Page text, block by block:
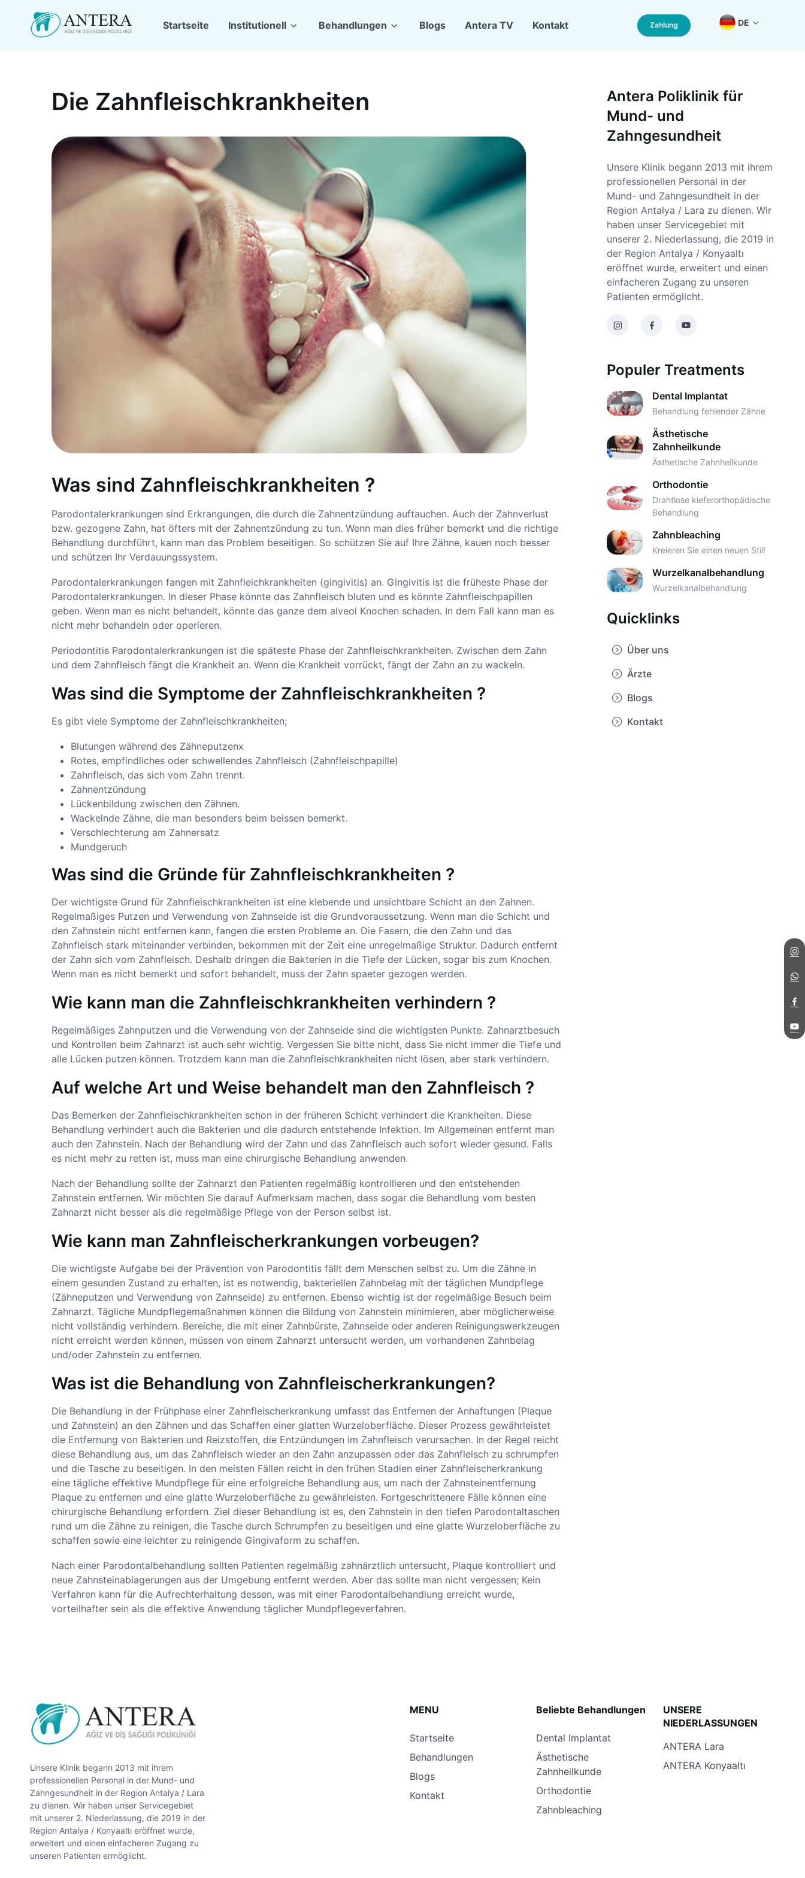
Zahlung DE
Startseite Institutionell Behandlungen Blogs Antera TV Kontakt
Die Zahnfleischkrankheiten
Was sind Zahnfleischkrankheiten ?
Parodontalerkrankungen sind Erkrangungen, die durch die Zahnentzündung auftauchen. Auch der Zahnverlust
bzw. gezogene Zahn, hat öfters mit der Zahnentzündung zu tun. Wenn man dies früher bemerkt und die richtige
Behandlung durchführt, kann man das Problem beseitigen. So schützen Sie auf Ihre Zähne, kauen noch besser
und schützen Ihr Verdauungssystem.
Parodontalerkrankungen fangen mit Zahnfleichkrankheiten (gingivitis) an. Gingivitis ist die früheste Phase der
Parodontalerkrankungen. In dieser Phase könnte das Zahnfleisch bluten und es könnte Zahnfleischpapillen
geben. Wenn man es nicht behandelt, könnte das ganze dem alveol Knochen schaden. In dem Fall kann man es
nicht mehr behandeln oder operieren.
Periodontitis Parodontalerkrankungen ist die späteste Phase der Zahnfleischkrankheiten. Zwischen dem Zahn
und dem Zahnfleisch fängt die Krankheit an. Wenn die Krankheit vorrückt, fängt der Zahn an zu wackeln.
Was sind die Symptome der Zahnfleischkrankheiten ?
Es gibt viele Symptome der Zahnfleischkrankheiten;
Blutungen während des Zähneputzenx
Rotes, empfindliches oder schwellendes Zahnfleisch (Zahnfleischpapille)
Zahnfleisch, das sich vom Zahn trennt.
Zahnentzündung
Lückenbildung zwischen den Zähnen.
Wackelnde Zähne, die man besonders beim beissen bemerkt.
Verschlechterung am Zahnersatz
Mundgeruch
Was sind die Gründe für Zahnfleischkrankheiten ?
Der wichtigste Grund für Zahnfleischkrankheiten ist eine klebende und unsichtbare Schicht an den Zahnen.
Regelmaßiges Putzen und Verwendung von Zahnseide ist die Grundvoraussetzung. Wenn man die Schicht und
den Zahnstein nicht entfernen kann, fangen die ersten Probleme an. Die Fasern, die den Zahn und das
Zahnfleisch stark miteinander verbinden, bekommen mit der Zeit eine unregelmaßige Struktur. Dadurch entfernt
der Zahn sich vom Zahnfleisch. Deshalb dringen die Bakterien in die Tiefe der Lücken, sogar bis zum Knochen.
Wenn man es nicht bemerkt und sofort behandelt, muss der Zahn spaeter gezogen werden.
Wie kann man die Zahnfleischkrankheiten verhindern ?
Regelmäßiges Zahnputzen und die Verwendung von der Zahnseide sind die wichtigsten Punkte. Zahnarztbesuch
und Kontrollen beim Zahnarzt ist auch sehr wichtig. Vergessen Sie bitte nicht, dass Sie nicht immer die Tiefe und
alle Lücken putzen können. Trotzdem kann man die Zahnfleischkrankheiten nicht lösen, aber stark verhindern.
Auf welche Art und Weise behandelt man den Zahnfleisch ?
Das Bemerken der Zahnfleischkrankheiten schon in der früheren Schicht verhindert die Krankheiten. Diese
Behandlung verhindert auch die Bakterien und die dadurch entstehende Infektion. Im Allgemeinen entfernt man
auch den Zahnstein. Nach der Behandlung wird der Zahn und das Zahnfleisch auch sofort wieder gesund. Falls
es nicht mehr zu retten ist, muss man eine chirurgische Behandlung anwenden.
Nach der Behandlung sollte der Zahnarzt den Patienten regelmäßig kontrollieren und den entstehenden
Zahnstein entfernen. Wir möchten Sie darauf Aufmerksam machen, dass sogar die Behandlung vom besten
Zahnarzt nicht besser als die regelmäßige Pflege von der Person selbst ist.
Wie kann man Zahnfleischerkrankungen vorbeugen?
Die wichtigste Aufgabe bei der Prävention von Parodontitis fällt dem Menschen selbst zu. Um die Zähne in
einem gesunden Zustand zu erhalten, ist es notwendig, bakteriellen Zahnbelag mit der täglichen Mundpflege
(Zähneputzen und Verwendung von Zahnseide) zu entfernen. Ebenso wichtig ist der regelmäßige Besuch beim
Zahnarzt. Tägliche Mundpflegemaßnahmen können die Bildung von Zahnstein minimieren, aber möglicherweise
nicht vollständig verhindern. Bereiche, die mit einer Zahnbürste, Zahnseide oder anderen Reinigungswerkzeugen
nicht erreicht werden können, müssen von einem Zahnarzt untersucht werden, um vorhandenen Zahnbelag
und/oder Zahnstein zu entfernen.
Was ist die Behandlung von Zahnfleischerkrankungen?
Die Behandlung in der Frühphase einer Zahnfleischerkrankung umfasst das Entfernen der Anhaftungen (Plaque
und Zahnstein) an den Zähnen und das Schaffen einer glatten Wurzeloberfläche. Dieser Prozess gewährleistet
die Entfernung von Bakterien und Reizstoffen, die Entzündungen im Zahnfleisch verursachen. In der Regel reicht
diese Behandlung aus, um das Zahnfleisch wieder an den Zahn anzupassen oder das Zahnfleisch zu schrumpfen
und die Tasche zu beseitigen. In den meisten Fällen reicht in den frühen Stadien einer Zahnfleischerkrankung
eine tägliche effektive Mundpflege für eine erfolgreiche Behandlung aus, um nach der Zahnsteinentfernung
Plaque zu entfernen und eine glatte Wurzeloberfläche zu gewährleisten. Fortgeschrittenere Fälle können eine
chirurgische Behandlung erfordern. Ziel dieser Behandlung ist es, den Zahnstein in den tiefen Parodontaltaschen
rund um die Zähne zu reinigen, die Tasche durch Schrumpfen zu beseitigen und eine glatte Wurzeloberfläche zu
schaffen sowie eine leichter zu reinigende Gingivaform zu schaffen.
Nach einer Parodontalbehandlung sollten Patienten regelmäßig zahnärztlich untersucht, Plaque kontrolliert und
neue Zahnsteinablagerungen aus der Umgebung entfernt werden. Aber das sollte man nicht vergessen; Kein
Verfahren kann für die Aufrechterhaltung dessen, was mit einer Parodontalbehandlung erreicht wurde,
vorteilhafter sein als die effektive Anwendung täglicher Mundpflegeverfahren.
Antera Poliklinik für
Mund- und
Zahngesundheit
Unsere Klinik begann 2013 mit ihrem
professionellen Personal in der
Mund- und Zahngesundheit in der
Region Antalya / Lara zu dienen. Wir
haben unser Servicegebiet mit
unserer 2. Niederlassung, die 2019 in
der Region Antalya / Konyaaltı
eröffnet wurde, erweitert und einen
einfacheren Zugang zu unseren
Patienten ermöglicht.
Populer Treatments
Dental Implantat
Behandlung fehlender Zähne
Ästhetische
Zahnheilkunde
Ästhetische Zahnheilkunde
Orthodontie
Drahtlose kieferorthopädische
Behandlung
Zahnbleaching
Kreieren Sie einen neuen Stil!
Wurzelkanalbehandlung
Wurzelkanalbehandlung
Quicklinks
Über uns
Ärzte
Blogs
Kontakt
Unsere Klinik begann 2013 mit ihrem
professionellen Personal in der Mund- und
Zahngesundheit in der Region Antalya / Lara
zu dienen. Wir haben unser Servicegebiet
mit unserer 2. Niederlassung, die 2019 in der
Region Antalya / Konyaaltı eröffnet wurde,
erweitert und einen einfacheren Zugang zu
unseren Patienten ermöglicht.
MENU
Startseite
Behandlungen
Blogs
Kontakt
Beliebte Behandlungen
Dental Implantat
Ästhetische
Zahnheilkunde
Orthodontie
Zahnbleaching
UNSERE
NIEDERLASSUNGEN
ANTERA Lara
ANTERA Konyaaltı